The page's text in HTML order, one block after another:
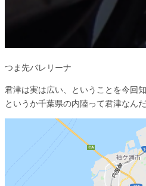
つま先バレリーナ
君津は実は広い、ということを今回知
というか千葉県の内陸って君津なん